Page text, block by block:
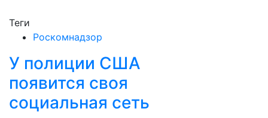
Теги
Роскомнадзор
У полиции США
появится своя
социальная сеть